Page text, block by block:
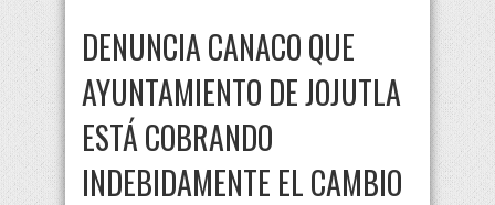
DENUNCIA CANACO QUE
AYUNTAMIENTO DE JOJUTLA
ESTÁ COBRANDO
INDEBIDAMENTE EL CAMBIO